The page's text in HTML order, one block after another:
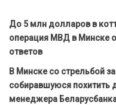
До 5 млн долларов в
операция МВД в Минске
ответов
В Минске со стрельбой
собиравшуюся похитить
менеджера